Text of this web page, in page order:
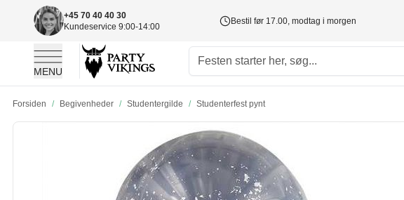
+45 70 40 40 30
Kundeservice 9:00-14:00
Bestil før 17.00, modtag i morgen
MENU
Forsiden / Begivenheder / Studentergilde / Studenterfest pynt